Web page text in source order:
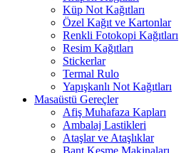
Küp Not Kağıtları
Özel Kağıt ve Kartonlar
Renkli Fotokopi Kağıtları
Resim Kağıtları
Stickerlar
Termal Rulo
Yapışkanlı Not Kağıtları
Masaüstü Gereçler
Afiş Muhafaza Kapları
Ambalaj Lastikleri
Ataşlar ve Ataşlıklar
Bant Kesme Makinaları